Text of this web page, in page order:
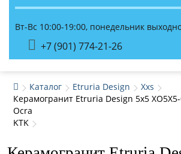
Вт-Вс 10:00-19:00, понедельник
+7 (901) 774-21-26
Каталог Etruria Design
Xxs
Керамогранит Etruria Design 5x5
Ocra
KTK